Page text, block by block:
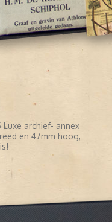
Luxe archief- annex
en 47mm hoog,